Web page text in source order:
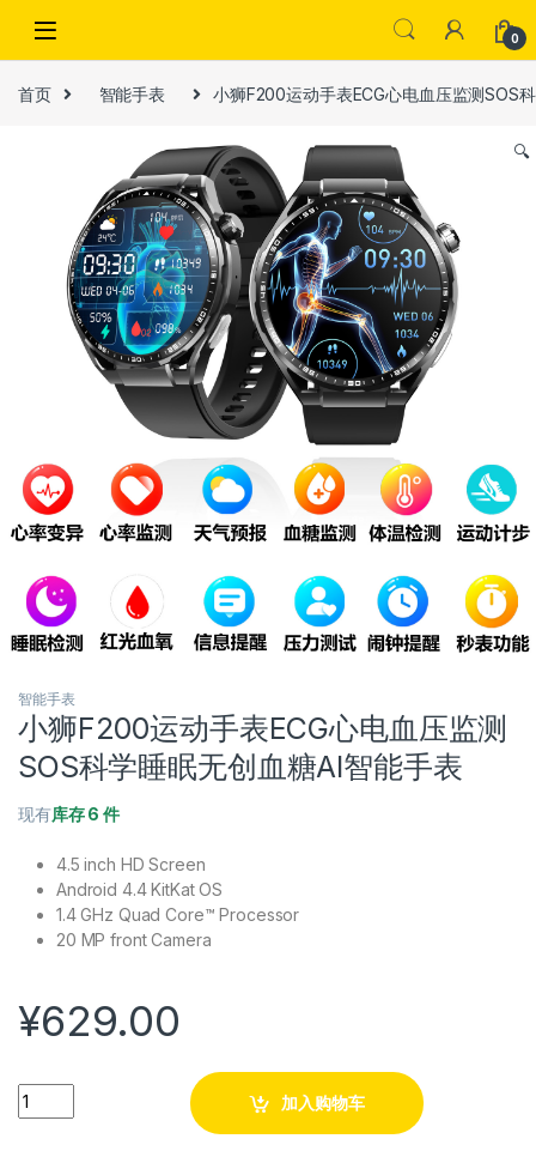
0
首页 智能手表 小狮F200运动手表ECG心电血压监测SOS
🔍
智能手表
小狮F200运动手表ECG心电血压监测
SOS科学睡眠无创血糖AI智能手表
现有库存 6 件
4.5 inch HD Screen
Android 4.4 KitKat OS
1.4 GHz Quad Core™ Processor
20 MP front Camera
¥629.00
Quantity
加入购物车